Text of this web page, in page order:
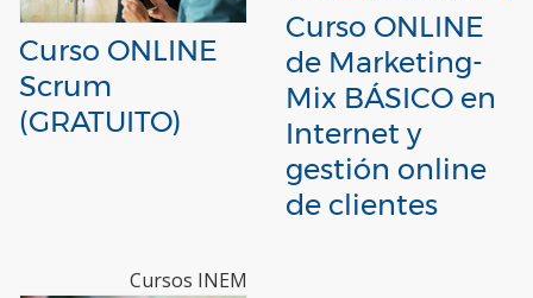
Curso ONLINE
Scrum
(GRATUITO)
Curso ONLINE
de Marketing-
Mix BÁSICO en
Internet y
gestión online
de clientes
Cursos INEM